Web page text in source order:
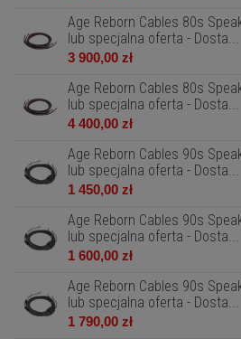
Age Reborn Cables 80s
lub specjalna oferta - Dosta...
3 900,00 zł
Age Reborn Cables 80s
lub specjalna oferta - Dosta...
4 400,00 zł
Age Reborn Cables 90s
lub specjalna oferta - Dosta...
1 450,00 zł
Age Reborn Cables 90s
lub specjalna oferta - Dosta...
1 600,00 zł
Age Reborn Cables 90s
lub specjalna oferta - Dosta...
1 790,00 zł